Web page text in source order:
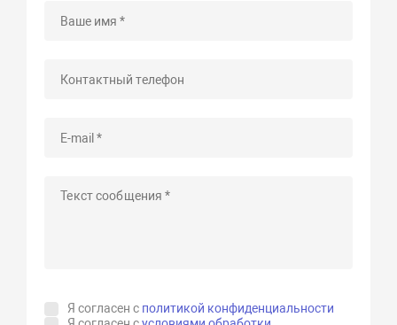
Я согласен с политикой конфиденциальности